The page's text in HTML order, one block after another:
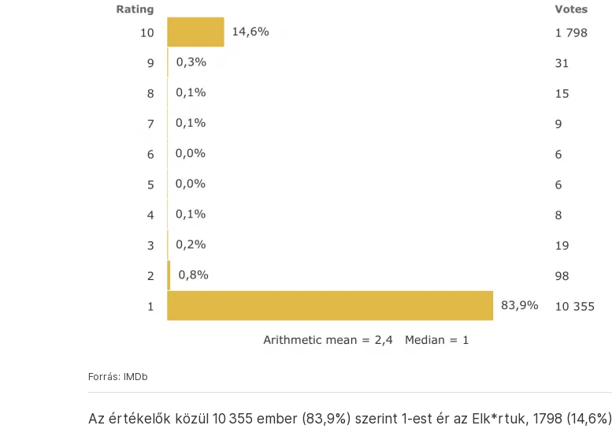
Forrás: IMDb
Az értékelők közül 10 355 ember (83,9%) szerint 1-est ér az Elk*rtuk, 1798 (14,6%)